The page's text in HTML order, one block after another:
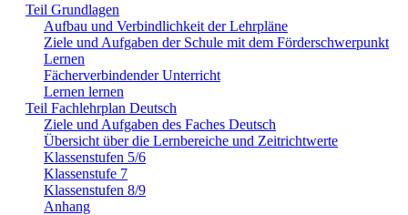
Teil Grundlagen
Aufbau und Verbindlichkeit der Lehrpläne
Ziele und Aufgaben der Schule mit dem Förderschwerpunkt
Lernen
Fächerverbindender Unterricht
Lernen lernen
Teil Fachlehrplan Deutsch
Ziele und Aufgaben des Faches Deutsch
Übersicht über die Lernbereiche und Zeitrichtwerte
Klassenstufen 5/6
Klassenstufe 7
Klassenstufen 8/9
Anhang